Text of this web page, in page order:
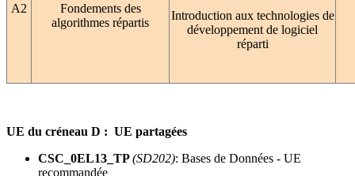
A2
Fondements des
algorithmes répartis
Introduction aux technologies de
développement de logiciel
réparti
UE du créneau D : UE partagées
CSC_0EL13_TP(SD202): Bases de Données - UE
recommandée